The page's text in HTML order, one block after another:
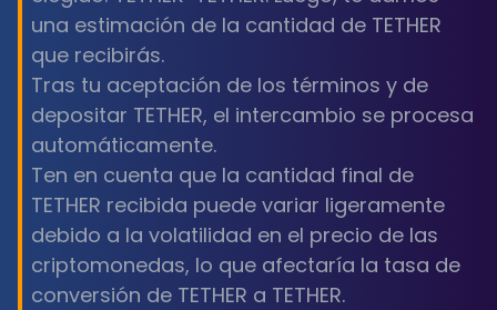
una estimación de la cantidad de TETHER
que recibirás.
Tras tu aceptación de los términos y de
depositar TETHER, el intercambio se procesa
automáticamente.
Ten en cuenta que la cantidad final de
TETHER recibida puede variar ligeramente
debido a la volatilidad en el precio de las
criptomonedas, lo que afectaría la tasa de
conversión de TETHER a TETHER.